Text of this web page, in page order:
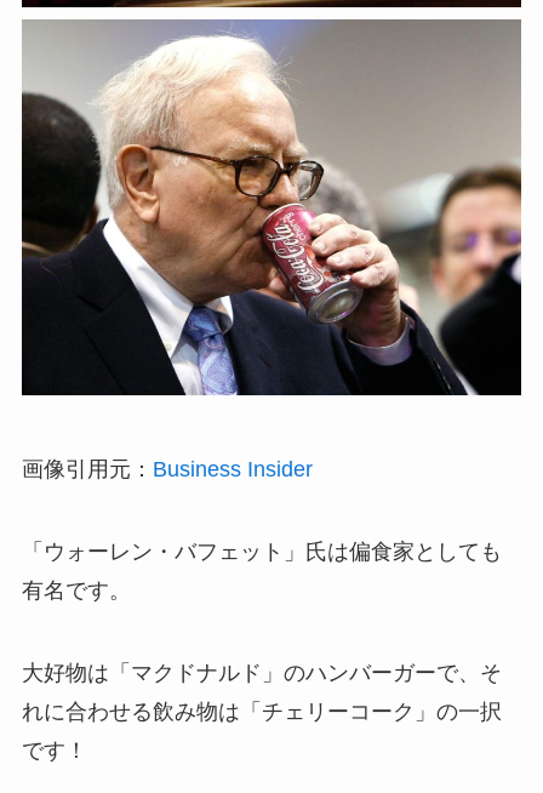
画像引用元： Business Insider
「ウォーレン・バフェット」氏は偏食家としても
有名です。
大好物は「マクドナルド」のハンバーガーで、そ
れに合わせる飲み物は「チェリーコーク」の一択
です！